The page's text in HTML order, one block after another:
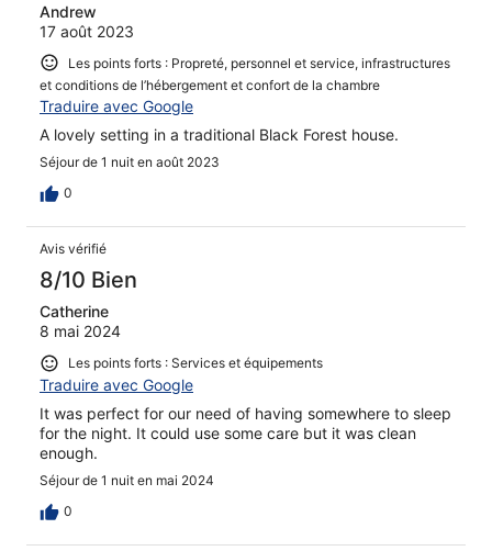
Andrew
17 août 2023
Les points forts : Propreté, personnel et service, infrastructures
et conditions de l’hébergement et confort de la chambre
Traduire avec Google
A lovely setting in a traditional Black Forest house.
Séjour de 1 nuit en août 2023
0
Avis vérifié
8/10 Bien
Catherine
8 mai 2024
Les points forts : Services et équipements
Traduire avec Google
It was perfect for our need of having somewhere to sleep
for the night. It could use some care but it was clean
enough.
Séjour de 1 nuit en mai 2024
0